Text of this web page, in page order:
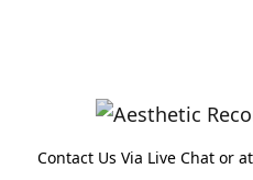
Contact Us Via Live Chat or